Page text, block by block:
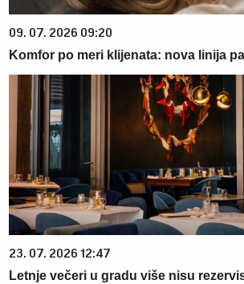
09. 07. 2026 09:20
Komfor po meri klijenata: nova linija
23. 07. 2026 12:47
Letnje večeri u gradu više nisu